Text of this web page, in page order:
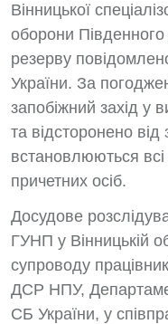
Вінницької
оборони
резерву
України. За
запобіжний захід у
та відсторонено
встановлюються
причетних осіб.
Досудове
ГУНП у Вінницькій
супроводу
ДСР НПУ,
СБ України, у